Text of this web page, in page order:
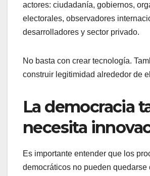
actores: ciudadanía, gobiernos,
electorales, observadores
desarrolladores y sector privado.
No basta con crear tecnología.
construir legitimidad alrededor de
La democracia
necesita
Es importante entender que los
democráticos no pueden quedarse